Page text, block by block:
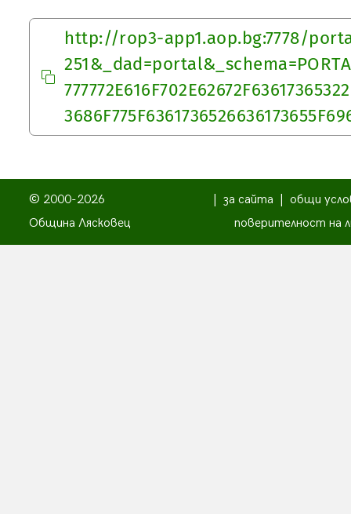
http://rop3-app1.aop.bg:7778/
© 2000-2026
Община Лясковец
за сайта
общи
поверителност на